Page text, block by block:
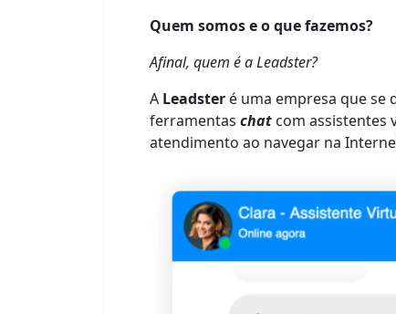
Quem somos e o que fazemos?
Afinal, quem é a Leadster?
A Leadster é uma empresa que se
ferramentas chat com assistentes
atendimento ao navegar na